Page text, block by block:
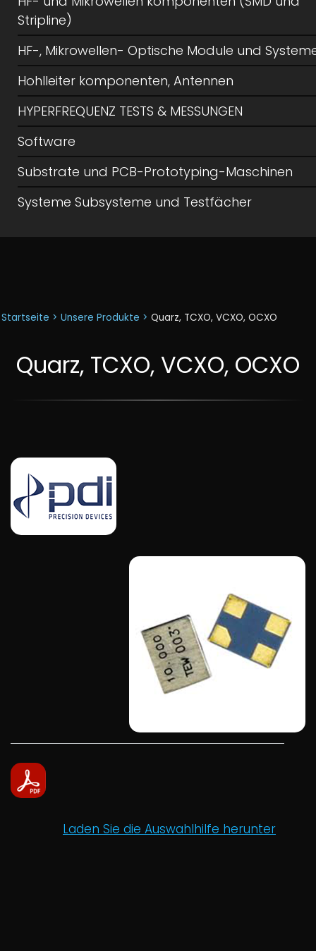
Stripline)
HF-, Mikrowellen- Optische Module und
Hohlleiter komponenten, Antennen
HYPERFREQUENZ TESTS & MESSUNGEN
Software
Substrate und PCB-Prototyping-Maschinen
Systeme Subsysteme und Testfächer
Startseite > Unsere Produkte > Quarz, TCXO, VCXO, OCXO
Quarz, TCXO, VCXO, OCXO
Laden Sie die Auswahlhilfe herunter